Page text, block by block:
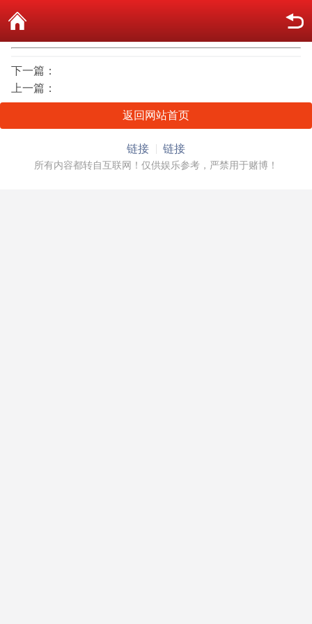
下一篇：
上一篇：
返回网站首页
链接 链接
所有内容都转自互联网！仅供娱乐参考，严禁用于赌博！